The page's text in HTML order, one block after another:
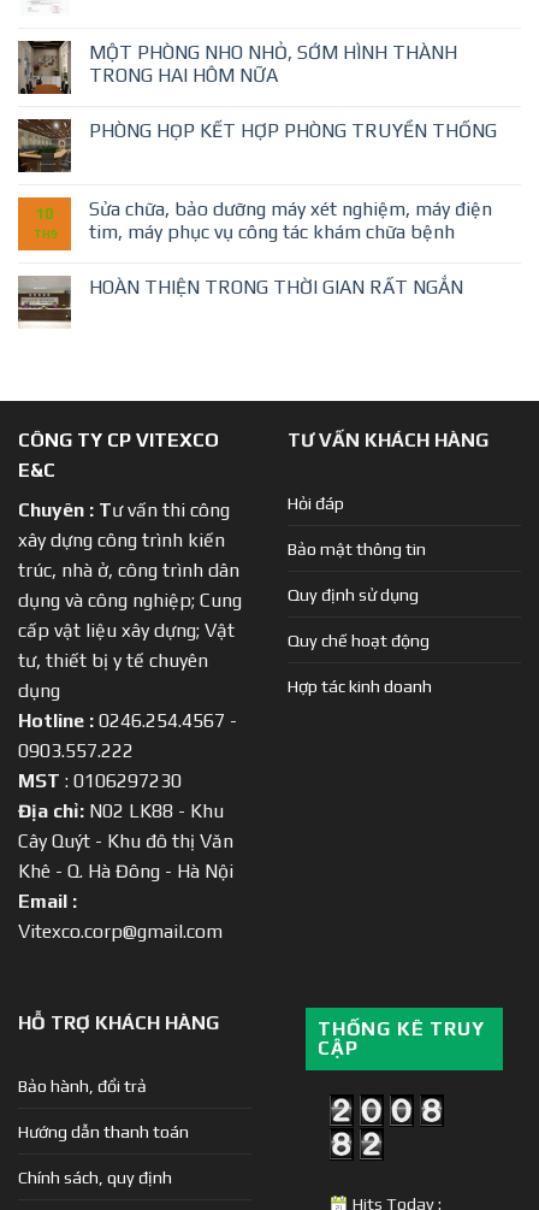
MỘT PHÒNG NHO NHỎ, SỚM HÌNH THÀNH
TRONG HAI HÔM NỮA
PHÒNG HỌP KẾT HỢP PHÒNG TRUYỀN THỐNG
10
TH9
Sửa chữa, bảo dưỡng máy xét nghiệm, máy điện
tim, máy phục vụ công tác khám chữa bệnh
HOÀN THIỆN TRONG THỜI GIAN RẤT NGẮN
CÔNG TY CP VITEXCO
E&C
Chuyên : Tư vấn thi công
xây dựng công trình kiến
trúc, nhà ở, công trình dân
dụng và công nghiệp; Cung
cấp vật liệu xây dựng; Vật
tư, thiết bị y tế chuyên
dụng
Hotline : 0246.254.4567 -
0903.557.222
MST : 0106297230
Địa chỉ: N02 LK88 - Khu
Cây Quýt - Khu đô thị Văn
Khê - Q. Hà Đông - Hà Nội
Email :
Vitexco.corp@gmail.com
TƯ VẤN KHÁCH HÀNG
Hỏi đáp
Bảo mật thông tin
Quy định sử dụng
Quy chế hoạt động
Hợp tác kinh doanh
HỖ TRỢ KHÁCH HÀNG
Bảo hành, đổi trả
Hướng dẫn thanh toán
Chính sách, quy định
THỐNG KÊ TRUY
CẬP
Hits Today :